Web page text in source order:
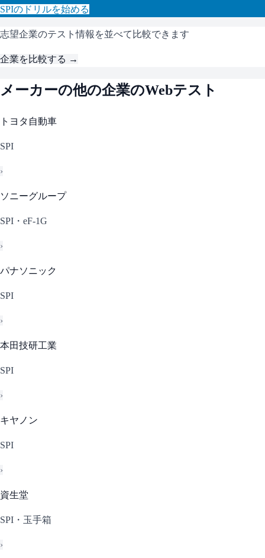
SPIのドリルを始める
志望企業のテスト情報を並べて比較できます
企業を比較する →
メーカーの他の企業のWebテスト
トヨタ自動車
SPI
›
ソニーグループ
SPI・eF-1G
›
パナソニック
SPI
›
本田技研工業
SPI
›
キヤノン
SPI
›
資生堂
SPI・玉手箱
›